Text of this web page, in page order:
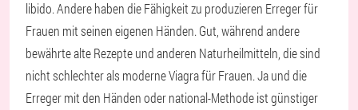
libido. Andere haben die Fähigkeit zu produzieren Erreger für
Frauen mit seinen eigenen Händen. Gut, während andere
bewährte alte Rezepte und anderen Naturheilmitteln, die sind
nicht schlechter als moderne Viagra für Frauen. Ja und die
Erreger mit den Händen oder national-Methode ist günstiger